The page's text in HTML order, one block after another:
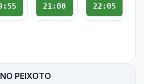
21:00 22:05
PEIXOTO